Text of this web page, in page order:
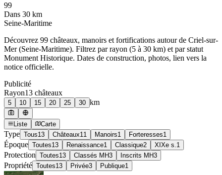
99
Dans 30 km
Seine-Maritime
Découvrez 99 châteaux, manoirs et fortifications autour de Criel-sur-
Mer(Seine-Maritime). Filtrez par rayon (5 à 30 km) et par statut
Monument Historique. Dates de construction, photos, lien vers la
notice officielle.
Publicité
Rayon13 châteaux
5 10 15 20 25 30 km
Liste Carte
Type Tous13 Châteaux11 Manoirs1 Forteresses1
Époque Toutes13 Renaissance1 Classique2 XIXe s. 1
Protection Toutes13 Classés MH3 Inscrits MH3
Propriété Toutes13 Privée3 Publique1